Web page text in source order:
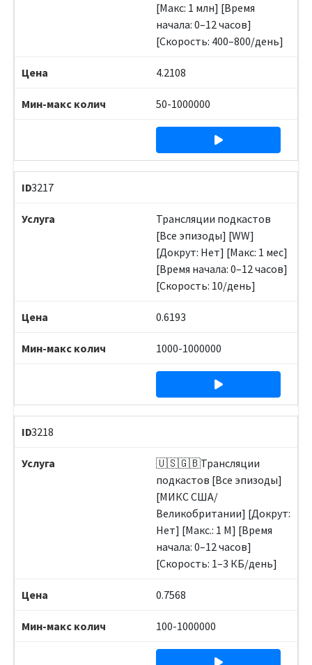
[Макс: 1 млн] [Время
начала: 0–12 часов]
[Скорость: 400–800/день]
4.2108
50-1000000
3217
Трансляции подкастов
[Все эпизоды] [WW]
[Докрут: Нет] [Макс: 1 мес]
[Время начала: 0–12 часов]
[Скорость: 10/день]
0.6193
1000-1000000
3218
🇺🇸🇬🇧Трансляции
подкастов [Все эпизоды]
[МИКС США/
Великобритании] [Докрут:
Нет] [Макс.: 1 М] [Время
начала: 0–12 часов]
[Скорость: 1–3 КБ/день]
0.7568
100-1000000